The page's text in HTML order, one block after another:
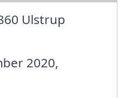
Ulstrup
2020,